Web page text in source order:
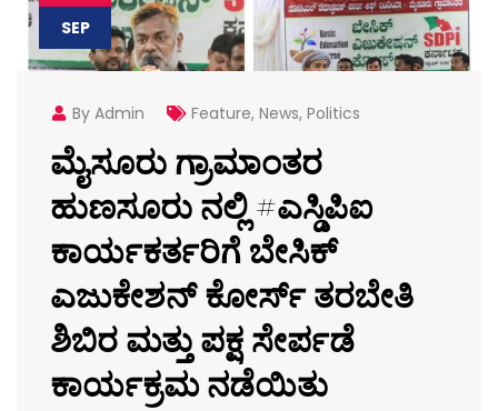
SEP
By Admin Feature, News, Politics
ಮೈಸೂರು ಗ್ರಾಮಾಂತರ
ಹುಣಸೂರು ನಲ್ಲಿ #ಎಸ್ಡಿಪಿಐ
ಕಾರ್ಯಕರ್ತರಿಗೆ ಬೇಸಿಕ್
ಎಜುಕೇಶನ್ ಕೋರ್ಸ್ ತರಬೇತಿ
ಶಿಬಿರ ಮತ್ತು ಪಕ್ಷ ಸೇರ್ಪಡೆ
ಕಾರ್ಯಕ್ರಮ ನಡೆಯಿತು